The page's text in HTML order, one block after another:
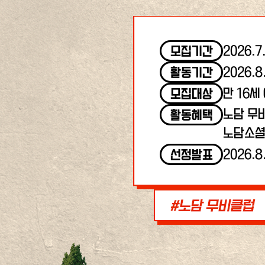
모집기간
활동기간
모집대상
만 16세
활동혜택
노담 무
노담소
선정발표